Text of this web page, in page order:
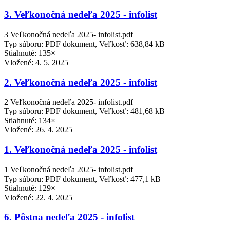
3. Veľkonočná nedeľa 2025 - infolist
3 Veľkonočná nedeľa 2025- infolist.pdf
Typ súboru: PDF dokument, Veľkosť: 638,84 kB
Stiahnuté: 135×
Vložené: 4. 5. 2025
2. Veľkonočná nedeľa 2025 - infolist
2 Veľkonočná nedeľa 2025- infolist.pdf
Typ súboru: PDF dokument, Veľkosť: 481,68 kB
Stiahnuté: 134×
Vložené: 26. 4. 2025
1. Veľkonočná nedeľa 2025 - infolist
1 Veľkonočná nedeľa 2025- infolist.pdf
Typ súboru: PDF dokument, Veľkosť: 477,1 kB
Stiahnuté: 129×
Vložené: 22. 4. 2025
6. Pôstna nedeľa 2025 - infolist